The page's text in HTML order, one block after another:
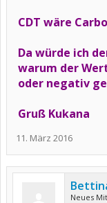
CDT wäre
Da würde ich
warum der
oder negativ
Gruß Kukana
11. März 2016
Neues